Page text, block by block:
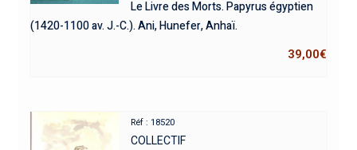
Le Livre des Morts. Papyrus égyptien
(1420-1100 av. J.-C.). Ani, Hunefer, Anhaï.
39,00€
Réf : 18520
COLLECTIF